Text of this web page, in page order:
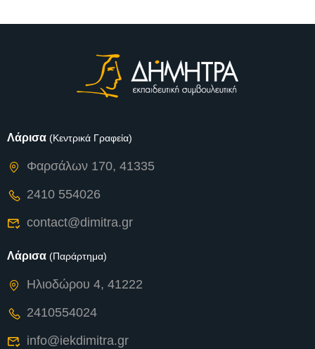
Λάρισα (Κεντρικά Γραφεία)
Φαρσάλων 170, 41335
2410 554026
contact@dimitra.gr
Λάρισα (Παράρτημα)
Ηλιοδώρου 4, 41222
2410554024
info@iekdimitra.gr